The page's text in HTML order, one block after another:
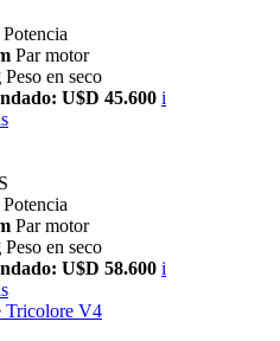
Potencia
Par motor
Peso en seco
U$D 45.600 i
Potencia
Par motor
Peso en seco
U$D 58.600 i
Tricolore V4